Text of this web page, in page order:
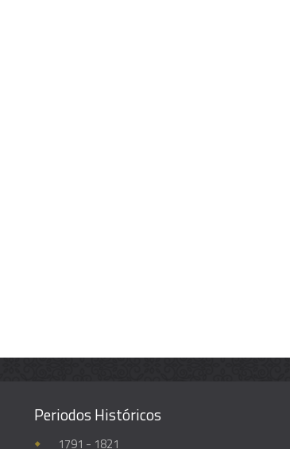
Enciclopedia histórica y biográfica de la Universidad de
Periodos Históricos
1791 - 1821